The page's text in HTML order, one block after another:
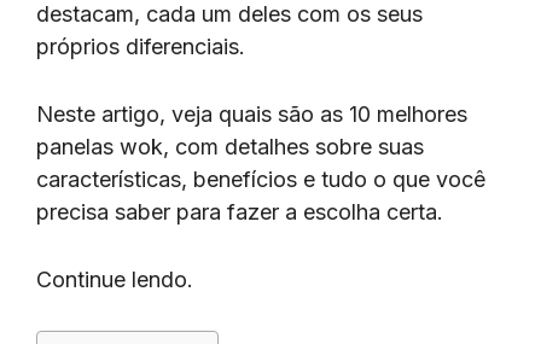
destacam, cada um deles com os seus
próprios diferenciais.
Neste artigo, veja quais são as 10 melhores
panelas wok, com detalhes sobre suas
características, benefícios e tudo o que você
precisa saber para fazer a escolha certa.
Continue lendo.